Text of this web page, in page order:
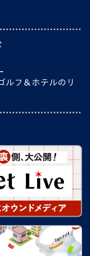
ルフ＆ホテルのリ